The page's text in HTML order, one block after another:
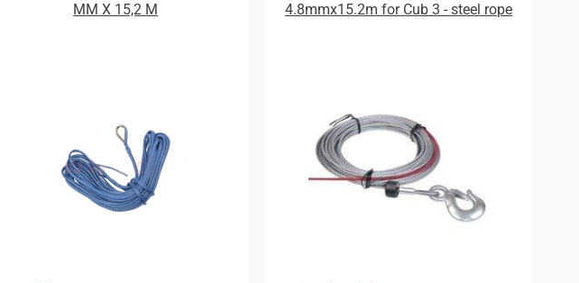
MM X 15,2 M
4.8mmx15.2m for Cub 3 - steel rope